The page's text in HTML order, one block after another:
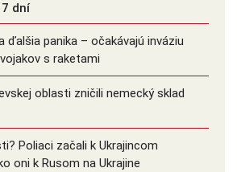
7 dní
ďalšia panika – očakávajú inváziu
s raketami
oblasti zničili nemecký sklad
Poliaci začali k Ukrajincom
oni k Rusom na Ukrajine